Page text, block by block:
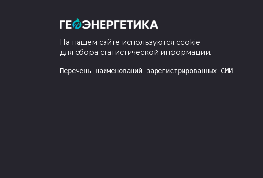
На нашем сайте используются cookie
для сбора статистической информации.
Перечень наименований зарегистрированных СМИ